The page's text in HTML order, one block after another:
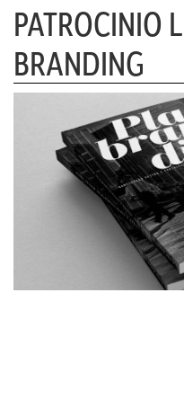
PATROCINIO
BRANDING